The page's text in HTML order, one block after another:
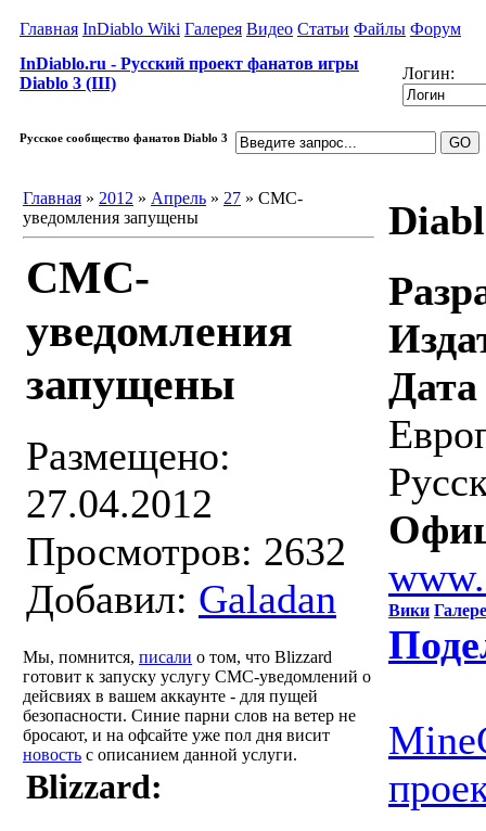
Главная InDiablo Wiki Галерея Видео Статьи Файлы Форум
InDiablo.ru - Русский проект фанатов игры
Diablo 3 (III)
Логин:
Русское сообщество фанатов Diablo 3
Главная » 2012 » Апрель » 27 » СМС-
уведомления запущены
СМС-
уведомления
запущены
Размещено:
27.04.2012
Просмотров: 2632
Добавил: Galadan
Мы, помнится, писали о том, что Blizzard
готовит к запуску услугу СМС-уведомлений о
дейсвиях в вашем аккаунте - для пущей
безопасности. Синие парни слов на ветер не
бросают, и на офсайте уже пол дня висит
новость с описанием данной услуги.
Blizzard:
Вики